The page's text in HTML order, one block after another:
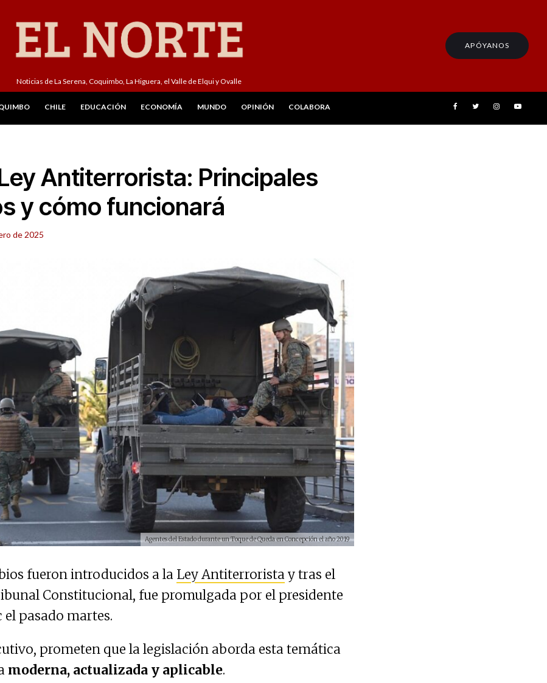
Noticias de La Serena, Coquimbo, La Higuera, el Valle de Elqui y Ovalle
APÓYANOS
CHILE EDUCACIÓN ECONOMÍA MUNDO OPINIÓN COLABORA
Antiterrorista: Principales
y cómo funcionará
de 2025
Agentes del Estado durante un Toque de Queda en Concepción el año 2019
fueron introducidos a la Ley Antiterroristay tras el
Constitucional, fue promulgada por el presidente
pasado martes.
prometen que la legislación aborda esta temática
moderna, actualizada y aplicable.